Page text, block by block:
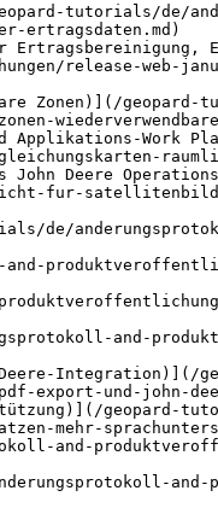
tutorials/de/
ertragsdaten.md)
release-web-
Zonen)](/
Work
Deere
fur-
de/
and-
Deere-Integration)](/
export-und-john-
geopard-
mehr-
and-